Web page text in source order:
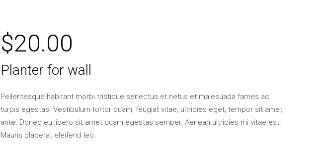
$20.00
Planter for wall
Pellentesque habitant morbi tristique senectus et netus et malesuada fames ac
turpis egestas. Vestibulum tortor quam, feugiat vitae, ultricies eget, tempor sit amet,
ante. Donec eu libero sit amet quam egestas semper. Aenean ultricies mi vitae est.
Mauris placerat eleifend leo.